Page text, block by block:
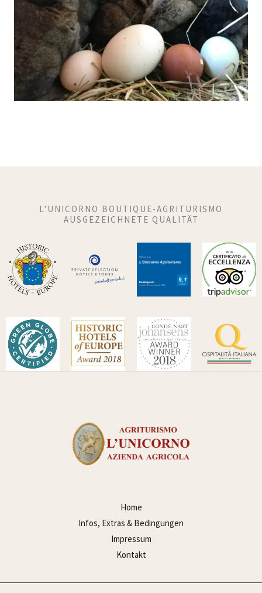
L'UNICORNO BOUTIQUE-AGRITURISMO
AUSGEZEICHNETE QUALITÄT
Home
Infos, Extras & Bedingungen
Impressum
Kontakt